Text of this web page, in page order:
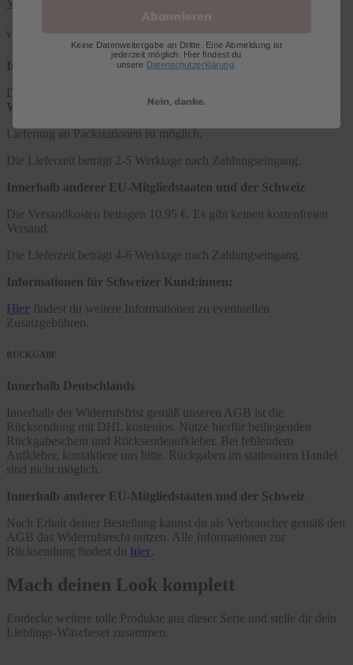
Versand & Rückgabe
VERSAND & LIEFERZEIT
Innerhalb Deutschlands
Die Versandkosten betragen 4,95 € oder
Warenwert
Lieferung an Packstationen ist möglich.
Die Lieferzeit beträgt 2-5 Werktage nach Zahlungseingang.
Innerhalb anderer EU-Mitgliedstaaten und der Schweiz
Die Versandkosten betragen 10,95 €. Es gibt keinen kostenfreien
Versand.
Die Lieferzeit beträgt 4-6 Werktage nach Zahlungseingang.
Informationen für Schweizer Kund:innen:
Hier findest du weitere Informationen zu eventuellen
Zusatzgebühren.
RÜCKGABE
Innerhalb Deutschlands
Innerhalb der Widerrufsfrist gemäß unseren AGB ist die
Rücksendung mit DHL kostenlos. Nutze hierfür beiliegenden
Rückgabeschein und Rücksendeaufkleber. Bei fehlendem
Aufkleber, kontaktiere uns bitte. Rückgaben im stationären Handel
sind nicht möglich.
Innerhalb anderer EU-Mitgliedstaaten und der Schweiz
Nach Erhalt deiner Bestellung kannst du als Verbraucher gemäß den
AGB das Widerrufsrecht nutzen. Alle Informationen zur
Rücksendung findest du hier
Mach deinen Look komplett
Entdecke weitere tolle Produkte aus dieser Serie und stelle dir dein
Lieblings-Wäscheset zusammen.
Keine Datenweitergabe an Dritte. Eine Abmeldung ist
jederzeit möglich. Hier findest du
unsere Datenschutzerklärung.
Nein, danke.